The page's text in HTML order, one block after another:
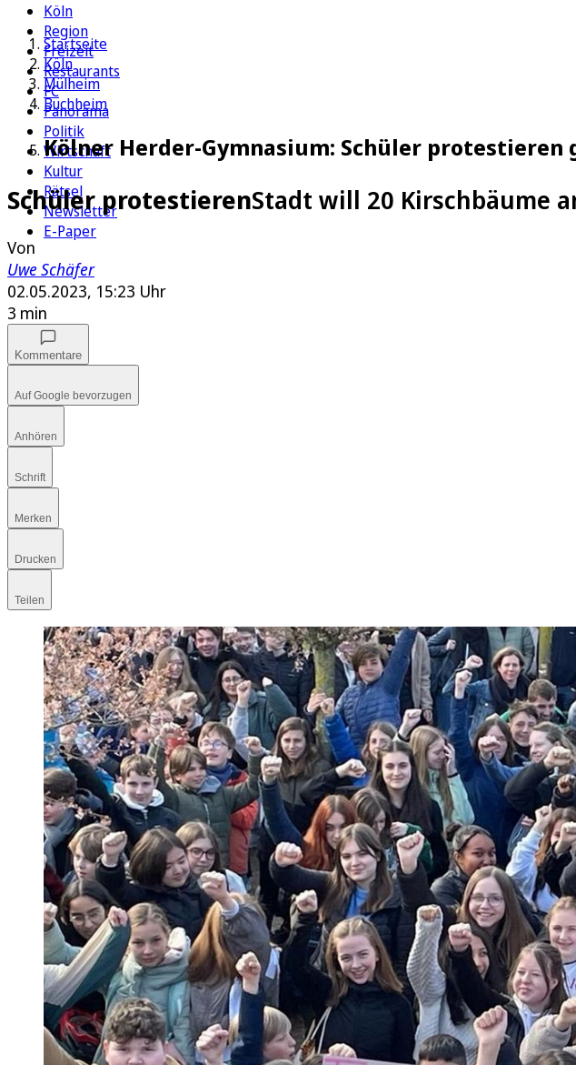
Köln
Region
Freizeit
Restaurants
FC
Panorama
Politik
Wirtschaft
Kultur
Rätsel
Newsletter
E-Paper
Startseite
Köln
Mülheim
Buchheim
Kölner Herder-Gymnasium: Schüler protestieren
Schüler protestierenStadt will 20 Kirschbäume
Von
Uwe Schäfer
02.05.2023, 15:23 Uhr
3 min
Kommentare
Auf Google bevorzugen
Anhören
Schrift
Merken
Drucken
Teilen